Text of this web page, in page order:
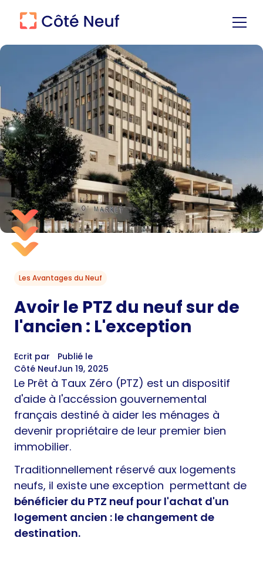
Les Avantages du Neuf
Avoir le PTZ du neuf sur de
l'ancien : L'exception
Ecrit par
Côté Neuf
Publié le
Jun 19, 2025
Le Prêt à Taux Zéro (PTZ) est un dispositif
d'aide à l'accéssion gouvernemental
français destiné à aider les ménages à
devenir propriétaire de leur premier bien
immobilier.
Traditionnellement réservé aux logements
neufs, il existe une exception permettant de
bénéficier du PTZ neuf pour l'achat d'un
logement ancien : le changement de
destination.